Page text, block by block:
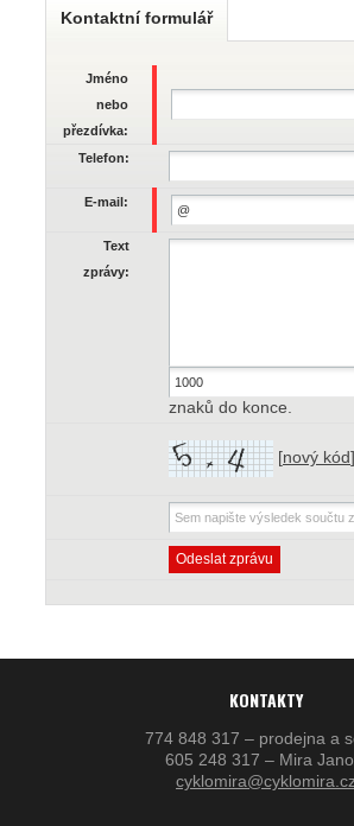
Kontaktní formulář
Jméno
nebo
přezdívka:
Telefon:
E-mail:
Text
zprávy:
znaků do konce.
[nový kód]
KONTAKTY
774 848 317 – prodejna a
605 248 317 – Mira
cyklomira@cyklomira.cz